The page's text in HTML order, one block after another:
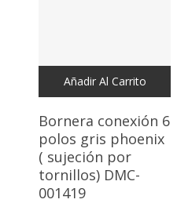
Añadir Al Carrito
Bornera conexión 6
polos gris phoenix
( sujeción por
tornillos) DMC-
001419